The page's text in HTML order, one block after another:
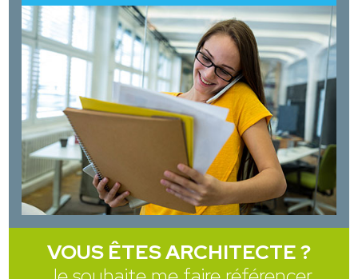
VOUS ÊTES ARCHITECTE ?